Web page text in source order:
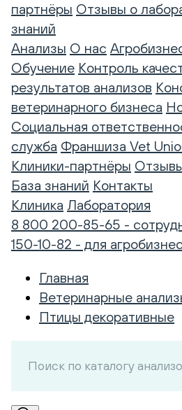
партнёры Отзывы о
знаний
Анализы О нас
Обучение Контроль
результатов анализов
ветеринарного бизнеса
Социальная
служба Франшиза Vet
Клиники-партнёры
База знаний Контакты
Клиника Лаборатория
8 800 200-85-65 -
150-10-82 - для
Главная
Ветеринарные
Птицы декоративные